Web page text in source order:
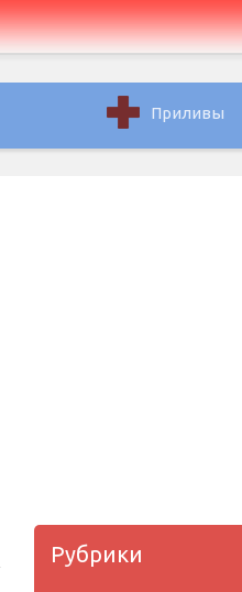
Приливы
Рубрики